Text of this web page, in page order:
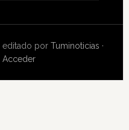
editado porTuminoticias ·
Acceder